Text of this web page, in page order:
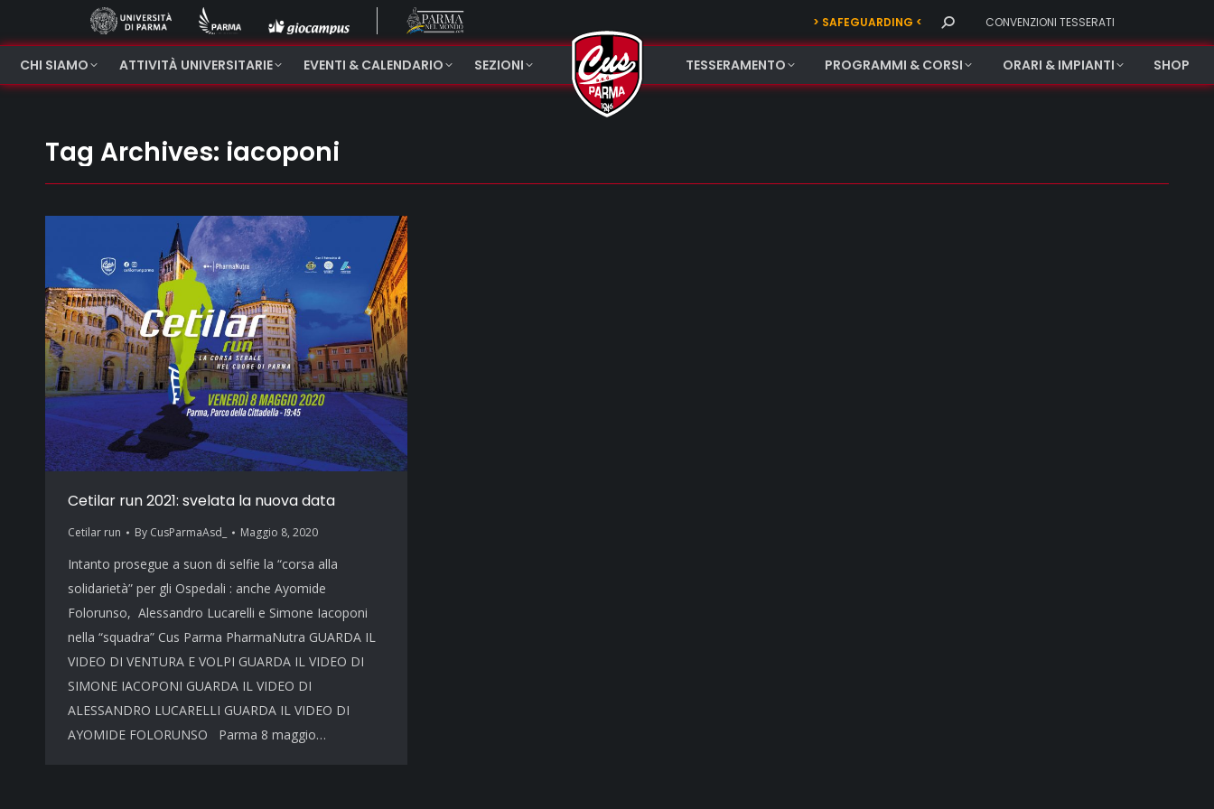
> SAFEGUARDING < Search: CONVENZIONI TESSERATI
CHI SIAMO ATTIVITÀ UNIVERSITARIE EVENTI & CALENDARIO SEZIONI TESSERAMENTO PROGRAMMI & CORSI ORARI & IMPIANTI SHOP
Tag Archives: iacoponi
Cetilar run 2021: svelata la nuova data
Cetilar run By CusParmaAsd_ Maggio 8, 2020
Intanto prosegue a suon di selfie la “corsa alla
solidarietà” per gli Ospedali : anche Ayomide
Folorunso, Alessandro Lucarelli e Simone Iacoponi
nella “squadra” Cus Parma PharmaNutra GUARDA IL
VIDEO DI VENTURA E VOLPI GUARDA IL VIDEO DI
SIMONE IACOPONI GUARDA IL VIDEO DI
ALESSANDRO LUCARELLI GUARDA IL VIDEO DI
AYOMIDE FOLORUNSO Parma 8 maggio…